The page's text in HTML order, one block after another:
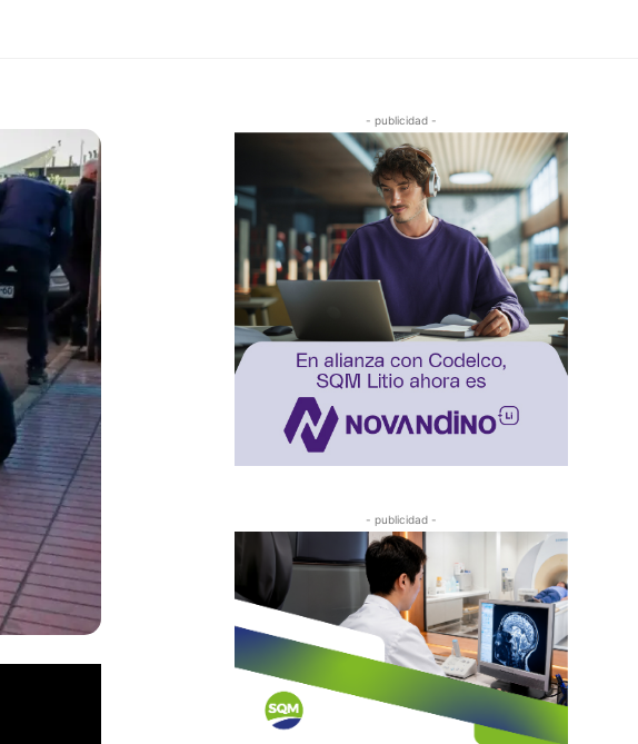
- publicidad -
- publicidad -